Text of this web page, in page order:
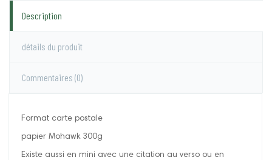
Description
détails du produit
Commentaires (0)
Format carte postale
papier Mohawk 300g
Existe aussi en mini avec une citation au verso ou en